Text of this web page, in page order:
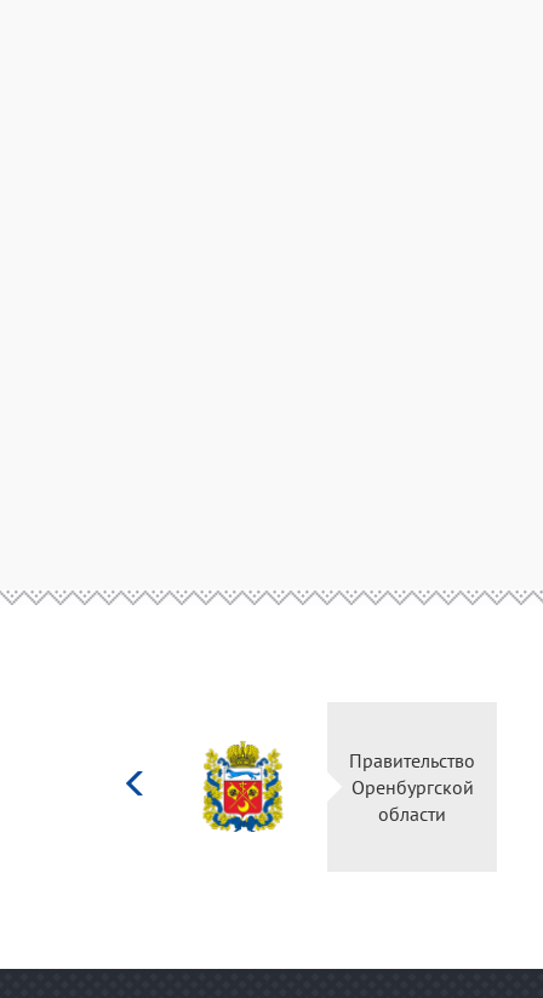
Правительство
Оренбургской
области